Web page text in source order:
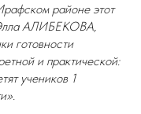
районе этот
Элла АЛИБЕКОВА,
готовности
и практической:
учеников 1